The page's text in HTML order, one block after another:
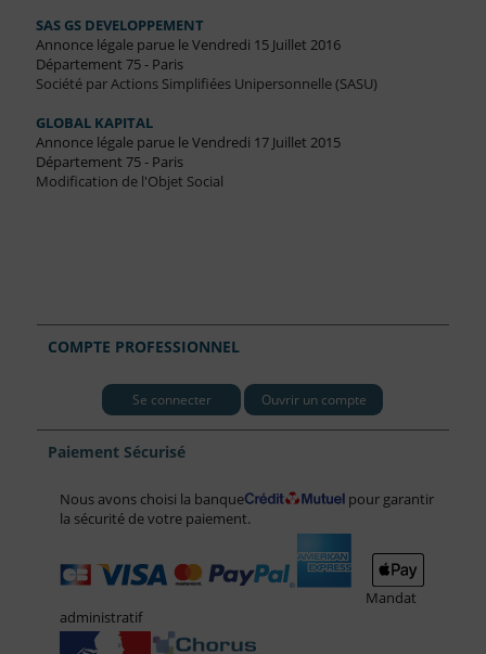
SAS GS DEVELOPPEMENT
Annonce légale parue le Vendredi 15 Juillet 2016
Département 75 - Paris
Société par Actions Simplifiées Unipersonnelle (SASU)
GLOBAL KAPITAL
Annonce légale parue le Vendredi 17 Juillet 2015
Département 75 - Paris
Modification de l'Objet Social
COMPTE PROFESSIONNEL
Se connecter Ouvrir un compte
Paiement Sécurisé
Nous avons choisi la banque
pour garantir
la sécurité de votre paiement.
Mandat
administratif